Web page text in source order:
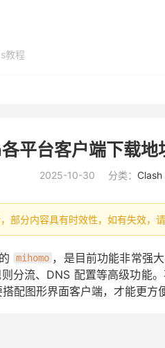
教程
平台客户端下载地
2025-10-30 分类： Clash
部分内容具有时效性，如有失效，
mihomo ，是目前功能非常强
分流、DNS 配置等高级功能。
配图形界面客户端，才能更方